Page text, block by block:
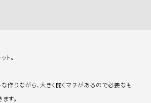
ト。
作りながら、大きく開くマチがあるので必要なも
す。